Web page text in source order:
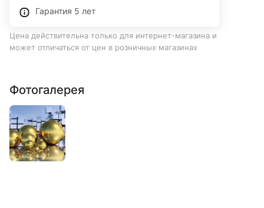
Казахстану
Гарантия 5 лет
Цена действительна только для интернет-магазина и
может отличаться от цен в розничных магазинах
Фотогалерея